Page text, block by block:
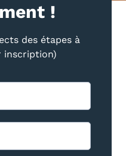
!
des étapes à
inscription)